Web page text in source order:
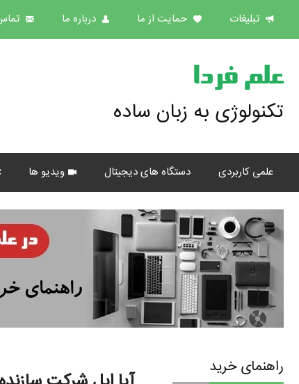
تبلیغات حمایت از ما درباره ما
علم فردا
تکنولوژی به زبان ساده
علمی کاربردی دستگاه های دیجیتال ویدیو ها
راهنمای خرید